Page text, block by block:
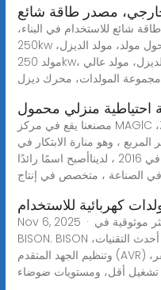
مصدر طاقة شائع
شائع للاستخدام في البناء،
250kw مولد ذو سمعة جيدة,ابحث عن تفاصيل حول مولد، مولد الديزل،
مولد 250kw، مولد الديزل الصامت، مصدر طاقة الديزل، مولد عالي
مجموعة المولدات، محرك ديزل
منزلي محمول
مصنعنا يقع في مركز MAGlC ،Zمدينة هونغشان ، مقاطعة قوانغدونغ.
، وهو منارة الابتكار في
قطاع الطاقة المتجددة. منذ تأسيسنا في 2016 ، لديناأصبح اسمًا رائدًا
في الصناعة ، متخصص في إنتاج
كهربائية للاستخدام
Nov 6, 2025 · ستجد سلسلة المولدات الخارجية الأكثر موثوقية في
BISON. BISON تم تصميم المولدات الخارجية باستخدام أحدث التقنيات،
وتنظيم الجهد المتقدم (AVR) للحصول على خرج طاقة مستقر،
تشغيل أقل، ومستويات ضوضاء